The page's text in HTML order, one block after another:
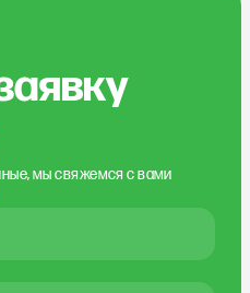
мы свяжемсяс вами